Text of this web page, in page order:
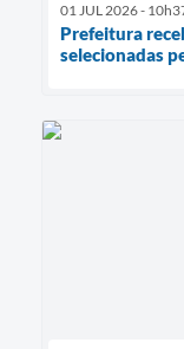
01 JUL 2026 -
Prefeitura
selecionadas